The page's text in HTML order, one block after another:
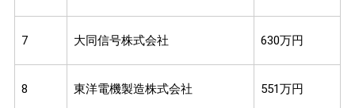
7 大同信号株式会社 630万円
8 東洋電機製造株式会社 551万円